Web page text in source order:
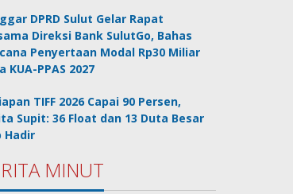
DPRD Sulut Gelar Rapat
Direksi Bank SulutGo, Bahas
Penyertaan Modal Rp30 Miliar
KUA-PPAS 2027
TIFF 2026 Capai 90 Persen,
Supit: 36 Float dan 13 Duta Besar
Hadir
MINUT